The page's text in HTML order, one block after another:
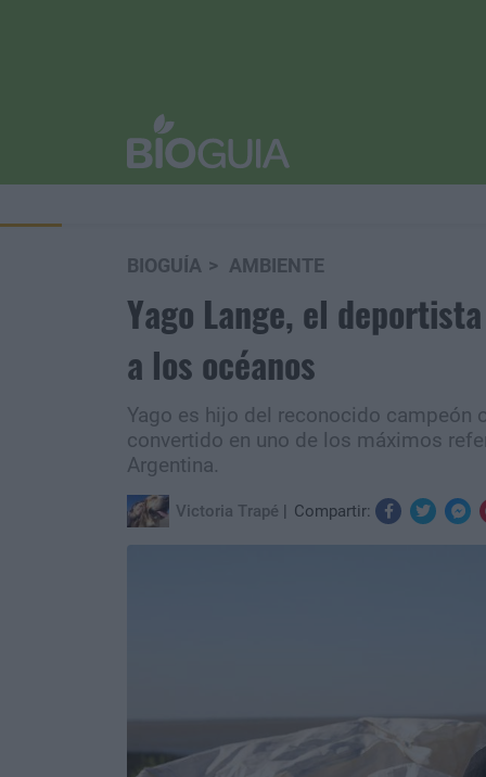
BIOGUÍA AMBIENTE
Yago Lange, el
a los océanos
Yago es hijo del reconocido campeón
convertido en uno de los máximos
Argentina.
Victoria Trapé Compartir: